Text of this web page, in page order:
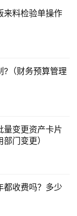
来料检验单操作
?（财务预算管理
量变更资产卡片
门变更）
都收费吗？多少